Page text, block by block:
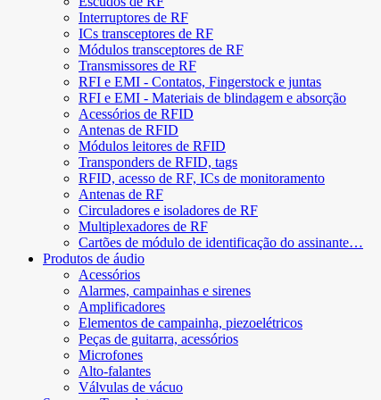
Interruptores de RF
ICs transceptores de RF
Módulos transceptores de RF
Transmissores de RF
RFI e EMI - Contatos, Fingerstock e juntas
RFI e EMI - Materiais de blindagem e absorção
Acessórios de RFID
Antenas de RFID
Módulos leitores de RFID
Transponders de RFID, tags
RFID, acesso de RF, ICs de monitoramento
Antenas de RF
Circuladores e isoladores de RF
Multiplexadores de RF
Cartões de módulo de identificação do assinante…
Produtos de áudio
Acessórios
Alarmes, campainhas e sirenes
Amplificadores
Elementos de campainha, piezoelétricos
Peças de guitarra, acessórios
Microfones
Alto-falantes
Válvulas de vácuo